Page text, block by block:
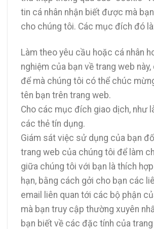
tin cá nhân nhận biết được mà
cho chúng tôi. Các mục đích đó
Làm theo yêu cầu hoặc cá nhân
nghiệm của bạn về trang web này,
để mà chúng tôi có thể chúc
tên bạn trên trang web.
Cho các mục đích giao dịch, như
các thẻ tín dụng.
Giám sát việc sử dụng của bạn
trang web của chúng tôi để làm
giữa chúng tôi với bạn là thích
hạn, bằng cách gởi cho bạn các
email liên quan tới các bộ phận
mà bạn truy cập thường xuyên
bạn biết về các đặc tính của